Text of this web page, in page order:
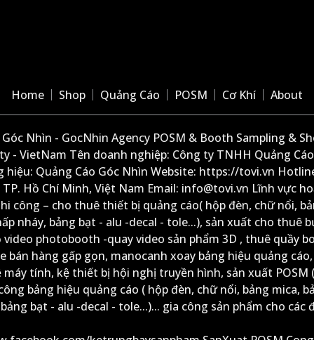
Home Shop Quảng Cáo POSM Cơ Khí About
Nhìn - GocNhin Agency POSM & Booth Sampling &
- VietNam Tên doanh nghiệp: Công ty TNHH Quảng
Quảng Cáo Góc Nhìn Website: https://tovi.vn
Hồ Chí Minh, Việt Nam Email: info@tovi.vn Lĩnh vực
công – cho thuê thiết bị quảng cáo( hộp đèn, chữ nổi,
nháy, bảng bạt - alu -decal - tole...), sản xuất cho thuê
photobooth -quay video sản phẩm 3D , thuê quầy
bán hàng gấp gọn, manocanh xoay bảng hiệu quảng
tính, kệ thiết bị hội nghị truyền hình, sản xuất POSM
bảng hiệu quảng cáo ( hộp đèn, chữ nổi, bảng mica,
bạt - alu -decal - tole...)... gia công sản phẩm cho các